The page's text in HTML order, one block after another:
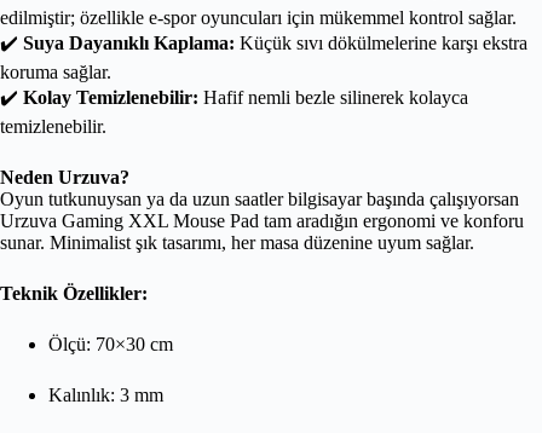
edilmiştir; özellikle e-spor oyuncuları için mükemmel kontrol sağlar.
✔️ Suya Dayanıklı Kaplama: Küçük sıvı dökülmelerine karşı ekstra
koruma sağlar.
✔️ Kolay Temizlenebilir: Hafif nemli bezle silinerek kolayca
temizlenebilir.
Neden Urzuva?
Oyun tutkunuysan ya da uzun saatler bilgisayar başında çalışıyorsan
Urzuva Gaming XXL Mouse Pad tam aradığın ergonomi ve konforu
sunar. Minimalist şık tasarımı, her masa düzenine uyum sağlar.
Teknik Özellikler:
Ölçü: 70×30 cm
Kalınlık: 3 mm